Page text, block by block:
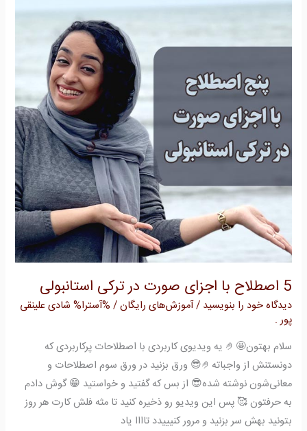
5 اصطلاح با اجزای صورت در ترکی استانبولی
دیدگاه‌ خود را بنویسید /آموزش‌های رایگان/ %آسترا% شادی علینقی
پور .
سلام بهتون🤩🤌 یه ویدیوی کاربردی با اصطلاحات پرکاربردی که
دونستنش از واجباته🤌😎 ورق بزنید در ورق سوم اصطلاحات و
معانی‌شون نوشته شده😎 از بس که گفتید و خواستید 😁 گوش دادم
به حرفتون 🥰 پس این ویدیو رو ذخیره کنید تا مثه فلش کارت هر روز
بتونید بهش سر بزنید و مرور کنیییدد تاااا یاد
اجزای
ترکی
استانبولی